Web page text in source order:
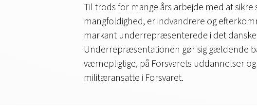
Til trods for mange års arbejde med at sikre
mangfoldighed, er indvandrere og
markant underrepræsenterede i det danske
Underrepræsentationen gør sig gældende
værnepligtige, på Forsvarets uddannelser
militæransatte i Forsvaret.